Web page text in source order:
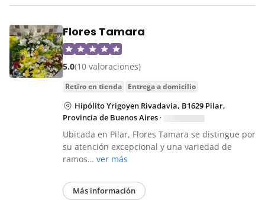
Flores Tamara
5.0(10 valoraciones)
retiro en tienda entrega a domicilio
Hipólito Yrigoyen Rivadavia, B1629 Pilar,
Provincia de Buenos Aires ·
Ubicada en Pilar, Flores Tamara se distingue por
su atención excepcional y una variedad de
ramos… ver más
Más información